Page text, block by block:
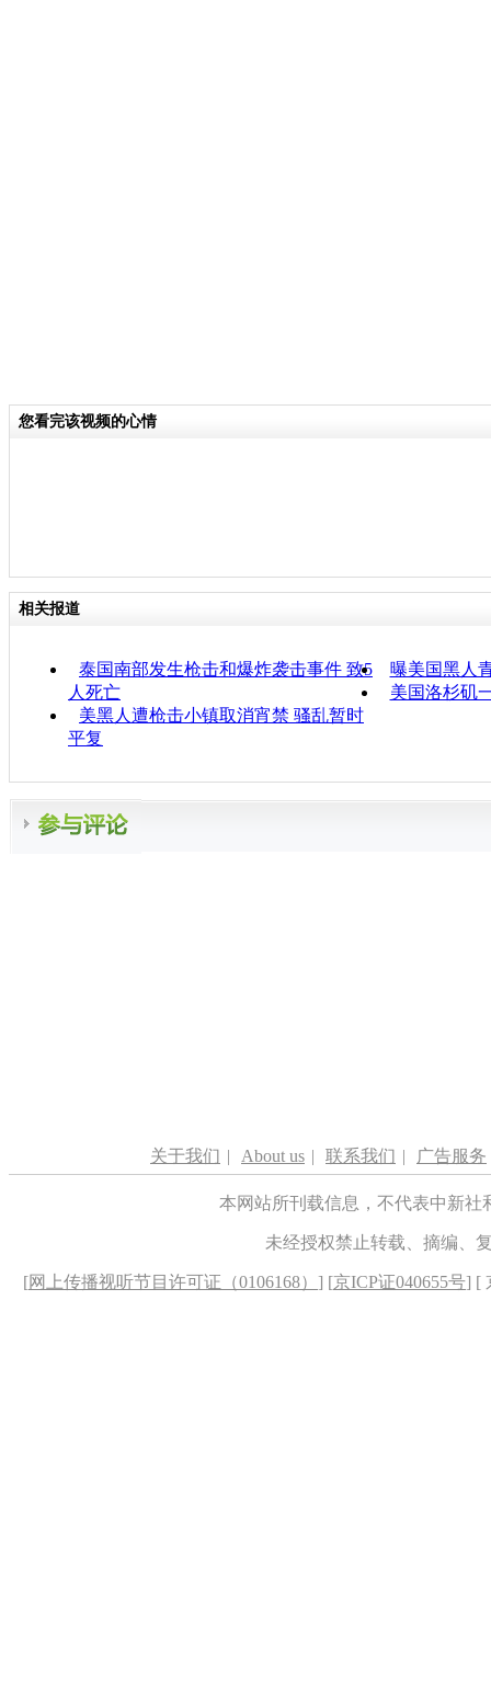
您看完该视频的心情
相关报道
泰国南部发生枪击和爆炸袭击事件 致5
人死亡
曝美国黑人
美国洛杉矶
美黑人遭枪击小镇取消宵禁 骚乱暂时
平复
关于我们 | About us | 联系我们 | 广告服务
本网站所刊载信息，不代表中新
未经授权禁止转载、摘编、
[网上传播视听节目许可证（0106168） ] [京ICP证040655号] [